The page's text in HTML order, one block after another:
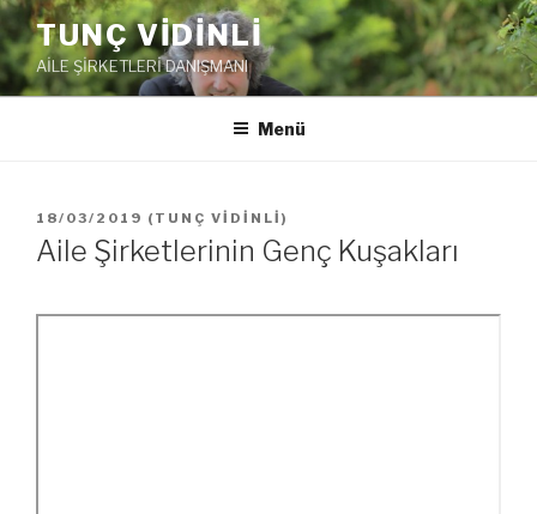
İçeriğe
geç TUNÇ VİDİNLİ
AİLE ŞİRKETLERİ DANIŞMANI
Menü
YAYIM
TARIHI
18/03/2019 ( TUNÇ VİDİNLİ )
Aile Şirketlerinin Genç Kuşakları